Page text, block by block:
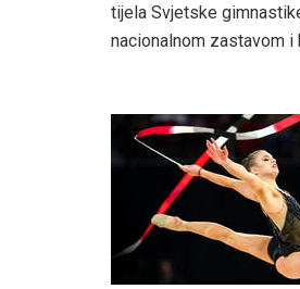
tijela Svjetske
nacionalnom zastavom i